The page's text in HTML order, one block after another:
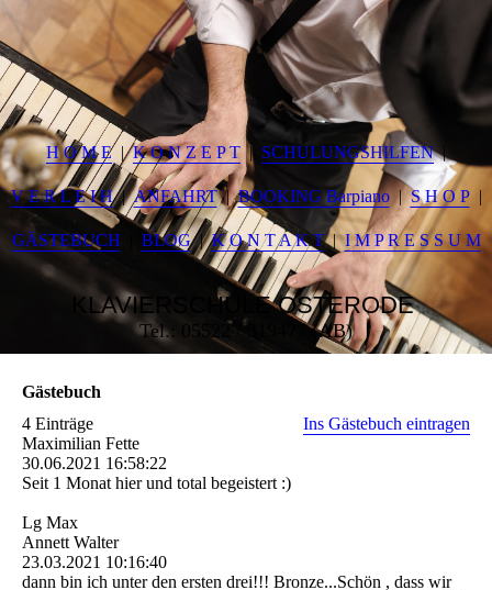
H O M E K O N Z E P T SCHULUNGSHILFEN
V E R L E I H ANFAHRT BOOKING Barpiano S H O P
GÄSTEBUCH BLOG K O N T A K T I M P R E S S U M
KLAVIERSCHULE OSTERODE
Tel.: 05522 / 319477 (AB)
Gästebuch
4 Einträge
Ins Gästebuch eintragen
Maximilian Fette
30.06.2021 16:58:22
Seit 1 Monat hier und total begeistert :)
Lg Max
Annett Walter
23.03.2021 10:16:40
dann bin ich unter den ersten drei!!! Bronze...Schön , dass wir